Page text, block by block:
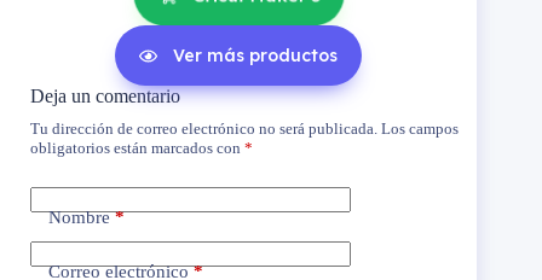
Ver más productos
Deja un comentario
Tu dirección de correo electrónico no será publicada. Los campos
obligatorios están marcados con *
Nombre*
Correo electrónico*